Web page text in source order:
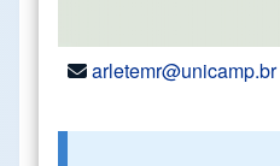
arletemr@unicamp.br